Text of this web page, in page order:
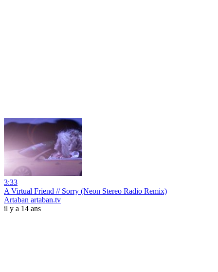
3:33
A Virtual Friend // Sorry (Neon Stereo Radio Remix)
Artaban artaban.tv
il y a 14 ans